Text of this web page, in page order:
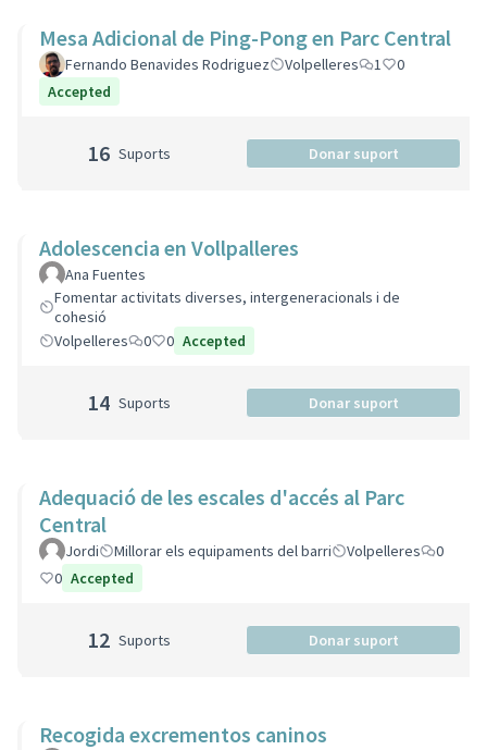
Mesa Adicional de Ping-Pong en Parc Central
Fernando Benavides Rodriguez Volpelleres 1
0
Accepted
16 Suports Donar suport
Adolescencia en Vollpalleres
Ana Fuentes
Fomentar activitats diverses, intergeneracionals i de
cohesió
Volpelleres
0 0 Accepted
14 Suports Donar suport
Adequació de les escales d'accés al Parc
Central
Jordi Millorar els equipaments del barri Volpelleres
0
0 Accepted
12 Suports Donar suport
Recogida excrementos caninos